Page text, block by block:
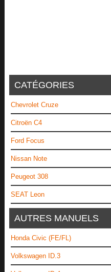
CATÉGORIES
Chevrolet Cruze
Citroën C4
Ford Focus
Nissan Note
Peugeot 308
SEAT Leon
AUTRES MANUELS
Honda Civic (FE/FL)
Volkswagen ID.3